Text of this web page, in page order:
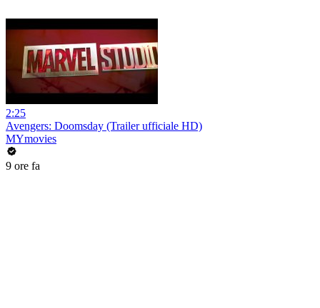
2:25
Avengers: Doomsday (Trailer ufficiale HD)
MYmovies
9 ore fa